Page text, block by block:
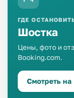
ГДЕ
Шостка
Цены, фото и
Booking.com.
Смотреть на